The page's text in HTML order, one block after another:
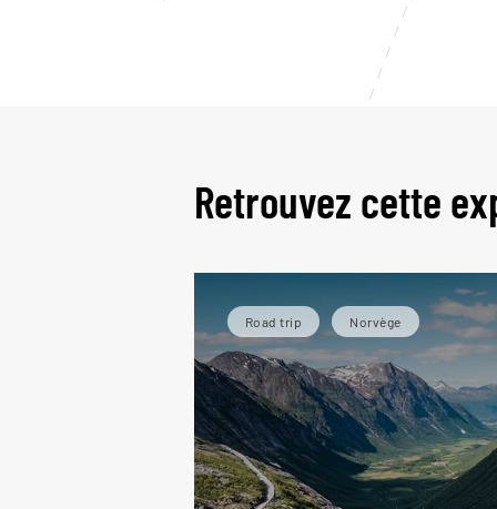
Retrouvez cette
Road trip Norvège